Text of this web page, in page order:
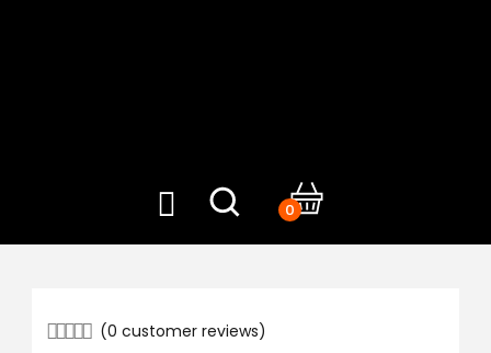
0
(0 customer reviews)